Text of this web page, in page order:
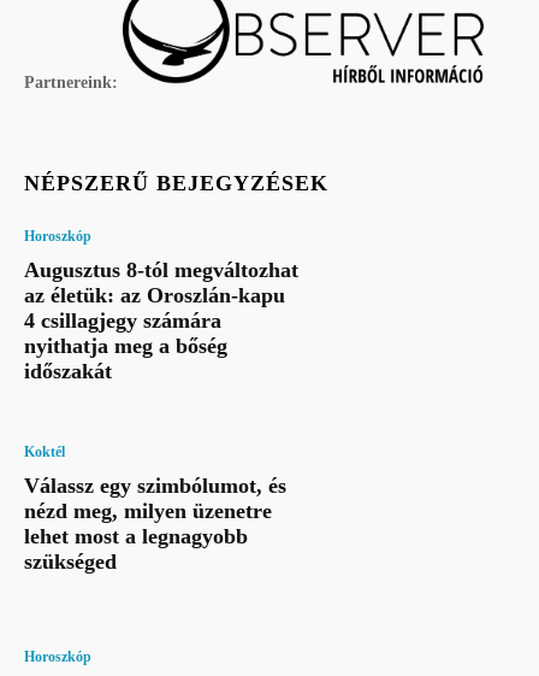
Partnereink:
NÉPSZERŰ BEJEGYZÉSEK
Horoszkóp
Augusztus 8-tól megváltozhat
az életük: az Oroszlán-kapu
4 csillagjegy számára
nyithatja meg a bőség
időszakát
Koktél
Válassz egy szimbólumot, és
nézd meg, milyen üzenetre
lehet most a legnagyobb
szükséged
Horoszkóp